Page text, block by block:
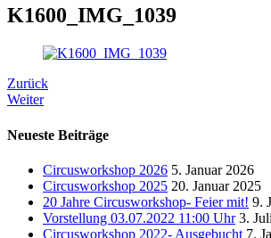
K1600_IMG_1039
Zurück
Weiter
Neueste Beiträge
Circusworkshop 2026 5. Januar 2026
Circusworkshop 2025 20. Januar 2025
20 Jahre Circusworkshop- Feier mit! 9.
Vorstellung 03.07.2022 11:00 Uhr 3.
Circusworkshop 2022- Ausgebucht 7.